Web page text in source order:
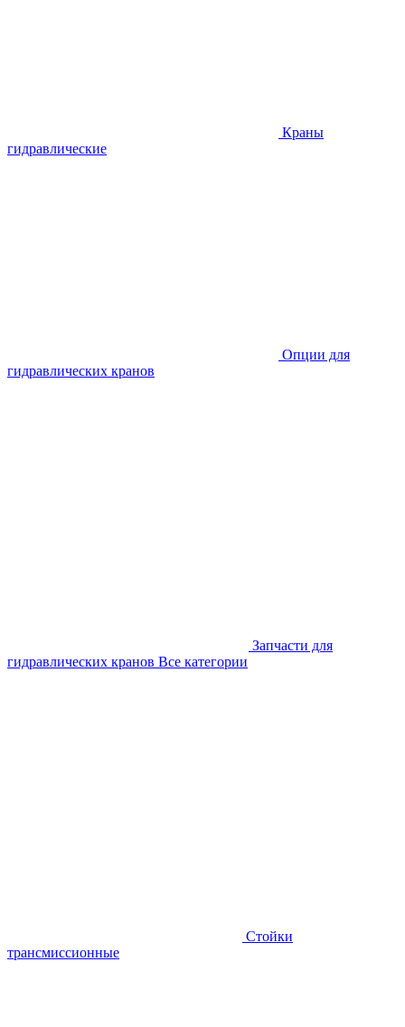
Краны
гидравлические
Опции для
гидравлических кранов
Запчасти для
гидравлических кранов Все категории
Стойки
трансмиссионные